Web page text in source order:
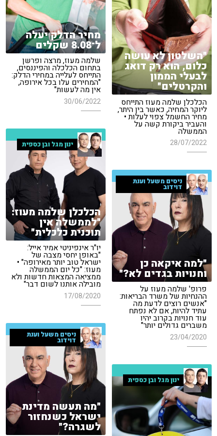
"השלטון לא עושה
כלום, הוא רק דואג
לבעלי הממון
והקרטלים"
הכלכלן שלמה מעוז התייחס
ליוקר המחיה, כאשר בין היתר,
מחיר החשמל צפוי לעלות •
והעביר ביקורת קשה על
הממשלה
28/07/2022
מחיר הדלק יעלה
ל־8.08 שקלים
שלמה מעוז, מרצה ופרשן
בתחום הכלכלה והפיננסים,
התייחס לעלייה במחירי הדלק:
"המחירים עלו בכל אירופה,
אין מה לעשות"
30/06/2022
ינון מגל ובן כספית
הכלכלן שלמה מעוז:
"לממשלה אין
תוכנית כלכלית"
יו"ר אינפיניטי אמיר אייל:
"באופן יחסי מצבה של
ישראל טוב יותר מאירופה" •
מעוז: "כל יום הממשלה
ממציאה המצאות חדשות ולא
מובילה אותנו לשום דבר"
17/08/2020
ניסים משעל וענת
דוידוב
"למה איקאה כן
וחנויות בגדים לא?"
פרופ' שלמה מעוז על
ההנחיות של משרד הבריאות:
"אנשים רוצים לדעת מה
עתיד להיות, אם לא נפתח
עוד חנויות בקרוב יהיו
משברים גדולים יותר"
23/04/2020 ניסים משעל וענת
דוידוב
"מה תעשה מדינת
ישראל כשנחזור
לשגרה?"
ינון מגל ובן כספית